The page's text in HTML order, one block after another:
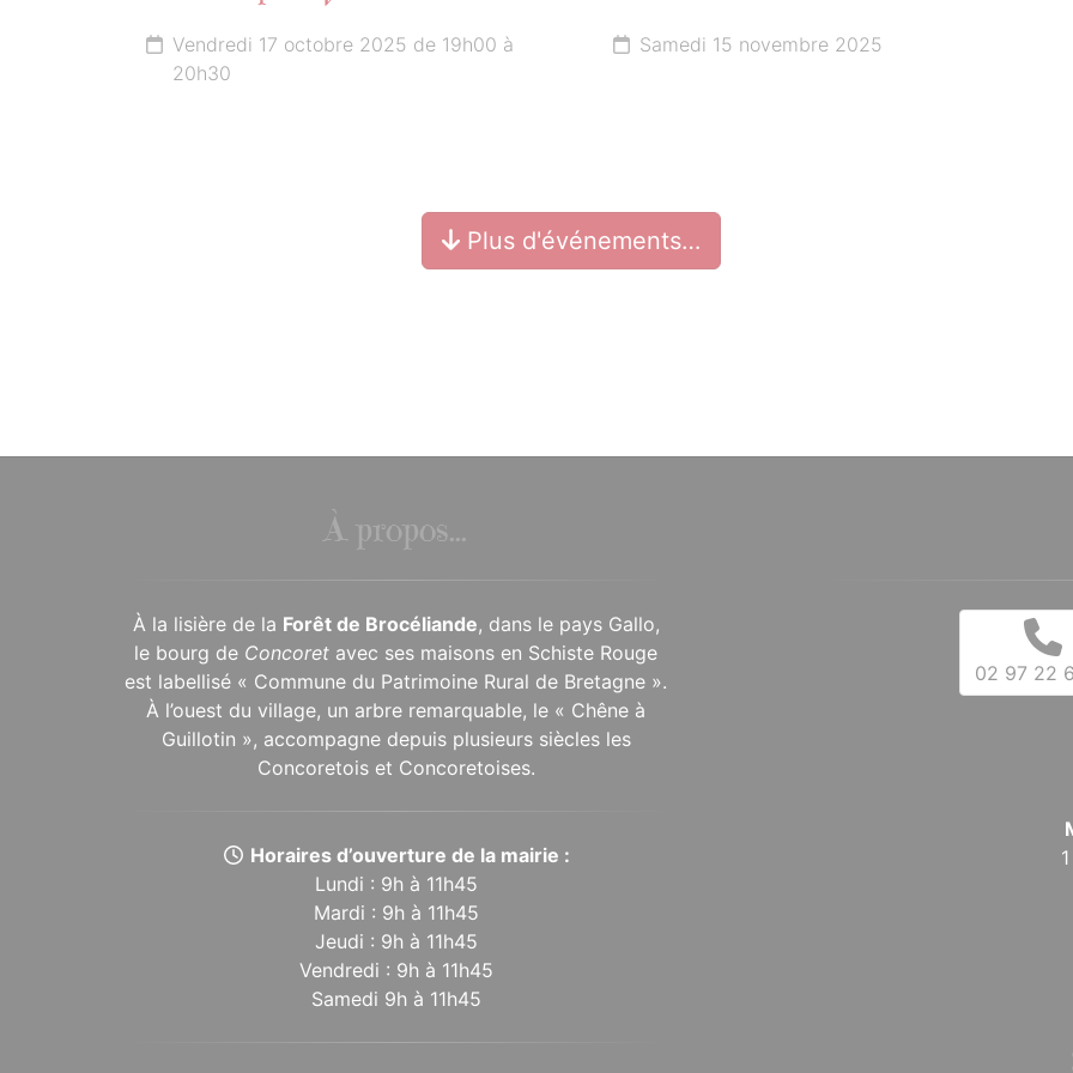
Vendredi 17 octobre 2025 de 19h00 à
20h30
Samedi 15 novembre 2025
Plus d'événements…
À propos...
À la lisière de la Forêt de Brocéliande, dans le pays Gallo,
le bourg de Concoret avec ses maisons en Schiste Rouge
est labellisé « Commune du Patrimoine Rural de Bretagne ».
À l’ouest du village, un arbre remarquable, le « Chêne à
Guillotin », accompagne depuis plusieurs siècles les
Concoretois et Concoretoises.
Horaires d’ouverture de la mairie :
Lundi : 9h à 11h45
Mardi : 9h à 11h45
Jeudi : 9h à 11h45
Vendredi : 9h à 11h45
Samedi 9h à 11h45
02 97 22